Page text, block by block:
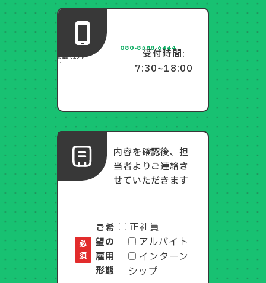
お電話でエント
リー
080-8588-6444
受付時間:
7:30~18:00
フォー
ムでエ
内容を確認後、担
当者よりご連絡さ
せていただきます
必
須
ご希
望の
雇用
形態
正社員
アルバイト
インターン
シップ